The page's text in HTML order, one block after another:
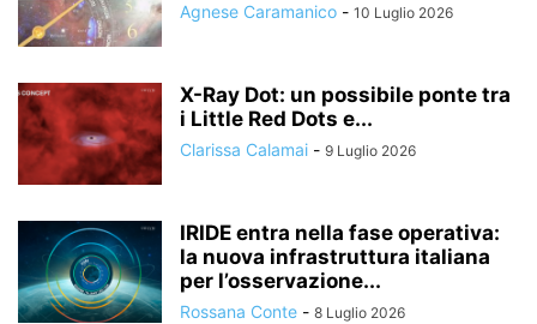
Agnese Caramanico - 10 Luglio 2026
X-Ray Dot: un possibile ponte tra
i Little Red Dots e...
Clarissa Calamai - 9 Luglio 2026
IRIDE entra nella fase operativa:
la nuova infrastruttura italiana
per l’osservazione...
Rossana Conte - 8 Luglio 2026